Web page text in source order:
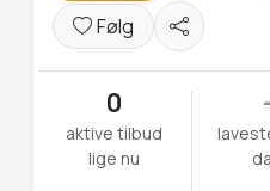
Følg
0
aktive tilbud
lige nu